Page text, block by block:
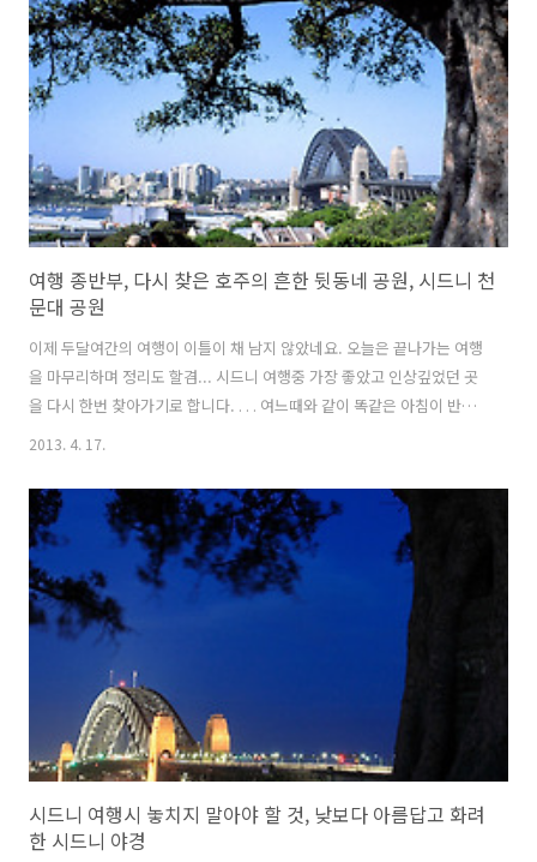
들어 놓았네요. . . . 한여름의 크리스마스를 맞이하는 기분은 어떨까 궁금
해 집니다. ^^ . . . 드디어 시드니 아쿠아리움에 입장하기 위해 매표소 앞
에 왔네요. 참고로 사진에 보이는 가격은 200..
여행 종반부, 다시 찾은 호주의 흔한 뒷동네 공원, 시드니 천
문대 공원
이제 두달여간의 여행이 이틀이 채 남지 않았네요. 오늘은 끝나가는 여행
을 마무리하며 정리도 할겸... 시드니 여행중 가장 좋았고 인상깊었던 곳
을 다시 한번 찾아가기로 합니다. . . . 여느때와 같이 똑같은 아침이 반복
되고 또다시 시내로 걸어나오며 마치 이제 시드니에서의 생활이 일상생
드니에서 가장 좋았던 곳... 가장 인상 깊었던 곳 중 한 곳... 주저없이 선
택한 이 곳.... . . . 바로 "시드니 천문대 공원" 이지요. . . . 일본에서 시드
니에 도착하자마자 처음으로 찾아갔던 곳이기도 하지요. 언제나 휴식같
이 다가왔던 평화롭고 여유로웠던 곳... . . . 시드니에 있는 동안 벌써 이
곳에만 3번째 정도 올라온 것 같습..
2013. 4. 17.
시드니 여행시 놓치지 말아야 할 것, 낮보다 아름답고 화려
한 시드니 야경